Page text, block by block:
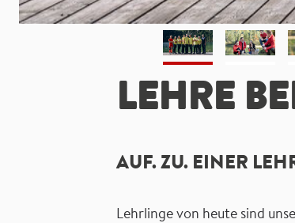
LEHRE
AUF. ZU. EINER
Lehrlinge von heute sind